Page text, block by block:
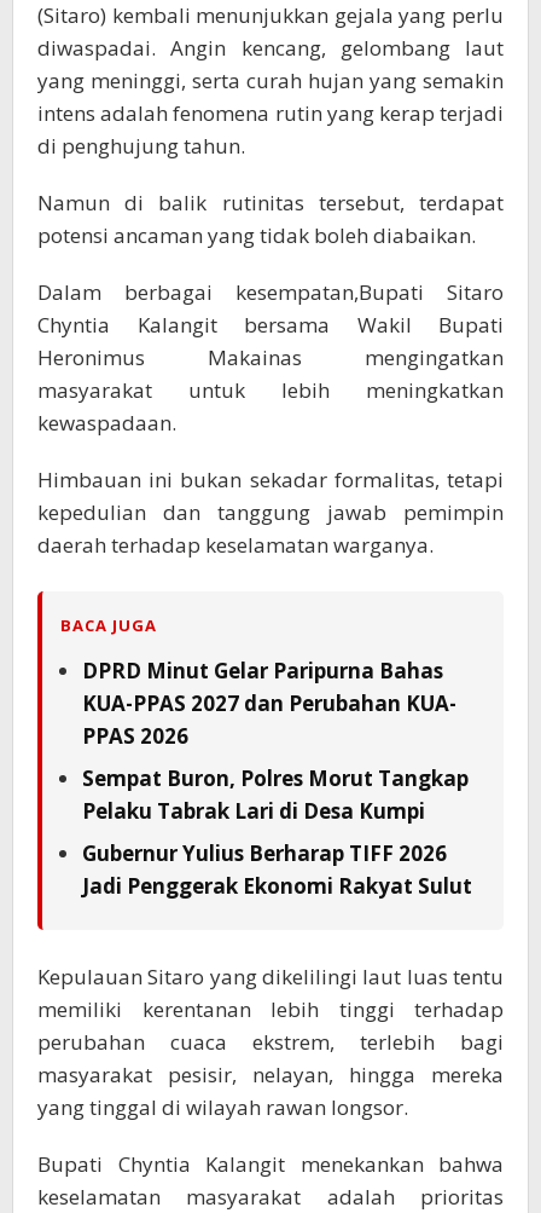
(Sitaro) kembali menunjukkan gejala yang perlu
diwaspadai. Angin kencang, gelombang laut
yang meninggi, serta curah hujan yang semakin
intens adalah fenomena rutin yang kerap terjadi
di penghujung tahun.
Namun di balik rutinitas tersebut, terdapat
potensi ancaman yang tidak boleh diabaikan.
Dalam berbagai kesempatan,Bupati Sitaro
Chyntia Kalangit bersama Wakil Bupati
Heronimus Makainas mengingatkan
masyarakat untuk lebih meningkatkan
kewaspadaan.
Himbauan ini bukan sekadar formalitas, tetapi
kepedulian dan tanggung jawab pemimpin
daerah terhadap keselamatan warganya.
BACA JUGA
DPRD Minut Gelar Paripurna Bahas
KUA-PPAS 2027 dan Perubahan KUA-
PPAS 2026
Sempat Buron, Polres Morut Tangkap
Pelaku Tabrak Lari di Desa Kumpi
Gubernur Yulius Berharap TIFF 2026
Jadi Penggerak Ekonomi Rakyat Sulut
Kepulauan Sitaro yang dikelilingi laut luas tentu
memiliki kerentanan lebih tinggi terhadap
perubahan cuaca ekstrem, terlebih bagi
masyarakat pesisir, nelayan, hingga mereka
yang tinggal di wilayah rawan longsor.
Bupati Chyntia Kalangit menekankan bahwa
keselamatan masyarakat adalah prioritas